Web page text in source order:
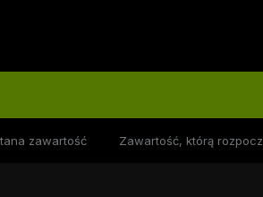
zawartość Zawartość, którą